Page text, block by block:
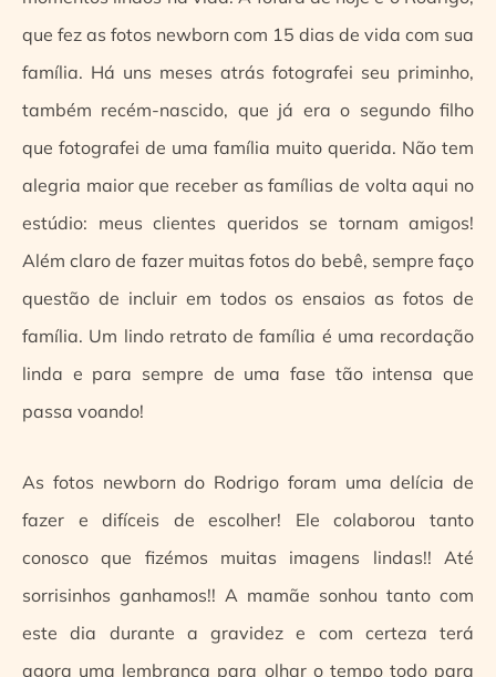
que fez as fotos newborn com 15 dias de vida com sua
família. Há uns meses atrás fotografei seu priminho,
também recém-nascido, que já era o segundo filho
que fotografei de uma família muito querida. Não tem
alegria maior que receber as famílias de volta aqui no
estúdio: meus clientes queridos se tornam amigos!
Além claro de fazer muitas fotos do bebê, sempre faço
questão de incluir em todos os ensaios as fotos de
família. Um lindo retrato de família é uma recordação
linda e para sempre de uma fase tão intensa que
passa voando!
As fotos newborn do Rodrigo foram uma delícia de
fazer e difíceis de escolher! Ele colaborou tanto
conosco que fizémos muitas imagens lindas!! Até
sorrisinhos ganhamos!! A mamãe sonhou tanto com
este dia durante a gravidez e com certeza terá
agora uma lembrança para olhar o tempo todo para